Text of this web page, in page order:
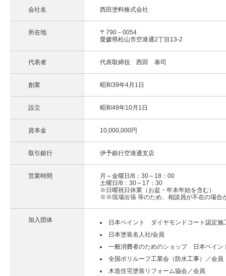
会社名 西田塗料株式会社
所在地
〒790－0054
愛媛県松山市空港通2丁目13-2
代表者 代表取締役 西田 泰司
創業 昭和39年4月1日
設立 昭和49年10月1日
資本金 10,000,000円
取引銀行 伊予銀行空港通支店
営業時間
月～金曜日/8：30～18：00
土曜日/8：30～17：30
※日曜祝日休業（お盆・年末年始を含む）
※※現場出張 等のため、相談員が不在の場
加入団体
日本ペイント ダイヤモンドコート認定施
日本塗装名人社/会員
一般消費者のためのショップ 日本ペイン
全国ポリルーフ工業会（防水工事）／会員
木造住宅塗装リフォーム協会／会員